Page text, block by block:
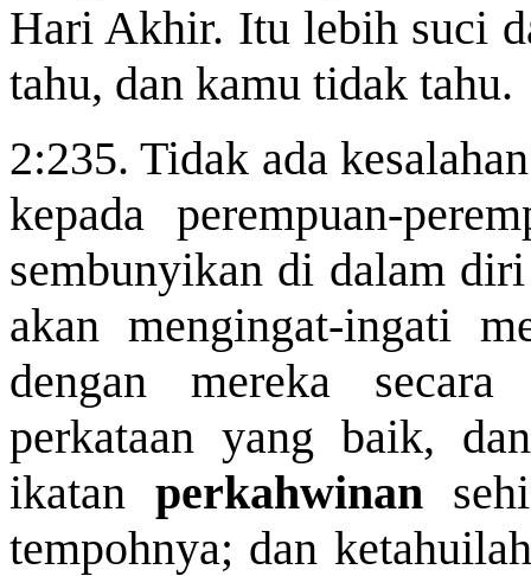
Hari Akhir. Itu lebih suci
tahu, dan kamu tidak tahu.
2:235. Tidak ada
kepada perempuan-
sembunyikan di dalam
akan mengingat-ingati
dengan mereka
perkataan yang baik,
ikatan perkahwinan
tempohnya; dan